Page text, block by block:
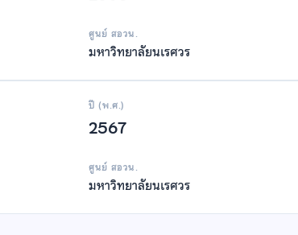
ศูนย์ สอวน.
มหาวิทยาลัยนเรศวร
ปี (พ.ศ.)
2567
ศูนย์ สอวน.
มหาวิทยาลัยนเรศวร